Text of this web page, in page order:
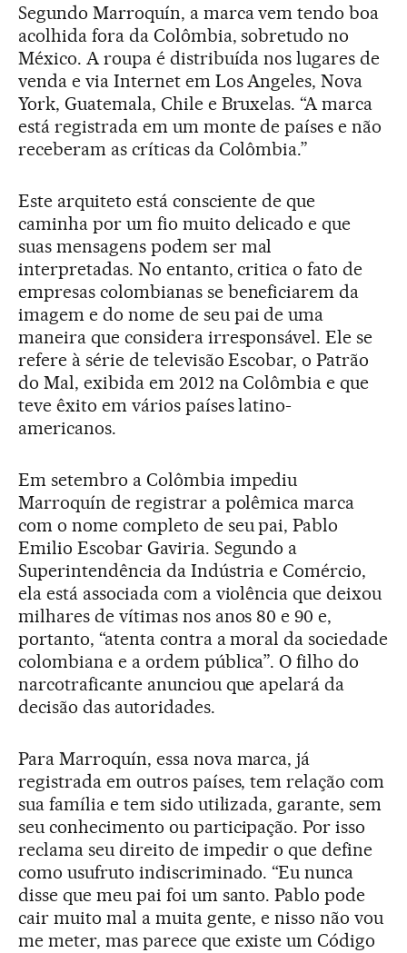
Segundo Marroquín, a marca vem tendo boa
acolhida fora da Colômbia, sobretudo no
México. A roupa é distribuída nos lugares de
venda e via Internet em Los Angeles, Nova
York, Guatemala, Chile e Bruxelas. “A marca
está registrada em um monte de países e não
receberam as críticas da Colômbia.”
Este arquiteto está consciente de que
caminha por um fio muito delicado e que
suas mensagens podem ser mal
interpretadas. No entanto, critica o fato de
empresas colombianas se beneficiarem da
imagem e do nome de seu pai de uma
maneira que considera irresponsável. Ele se
refere à série de televisão Escobar, o Patrão
do Mal, exibida em 2012 na Colômbia e que
teve êxito em vários países latino-
americanos.
Em setembro a Colômbia impediu
Marroquín de registrar a polêmica marca
com o nome completo de seu pai, Pablo
Emilio Escobar Gaviria. Segundo a
Superintendência da Indústria e Comércio,
ela está associada com a violência que deixou
milhares de vítimas nos anos 80 e 90 e,
portanto, “atenta contra a moral da sociedade
colombiana e a ordem pública”. O filho do
narcotraficante anunciou que apelará da
decisão das autoridades.
Para Marroquín, essa nova marca, já
registrada em outros países, tem relação com
sua família e tem sido utilizada, garante, sem
seu conhecimento ou participação. Por isso
reclama seu direito de impedir o que define
como usufruto indiscriminado. “Eu nunca
disse que meu pai foi um santo. Pablo pode
cair muito mal a muita gente, e nisso não vou
me meter, mas parece que existe um Código